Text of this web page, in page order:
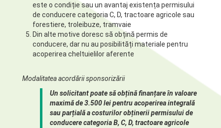
este o condiție sau un avantaj existența permisului
de conducere categoria C, D, tractoare agricole sau
forestiere, troleibuze, tramvaie
Din alte motive doresc să obțină permis de
conducere, dar nu au posibilități materiale pentru
acoperirea cheltuielilor aferente
Modalitatea acordării sponsorizării
Un solicitant poate să obțină finanțare în valoare
maximă de 3.500 lei pentru acoperirea integrală
sau parțială a costurilor obținerii permisului de
conducere categoria B, C, D, tractoare agricole